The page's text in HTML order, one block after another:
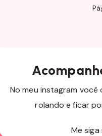
No meu instagram
rolando e ficar
Me siga